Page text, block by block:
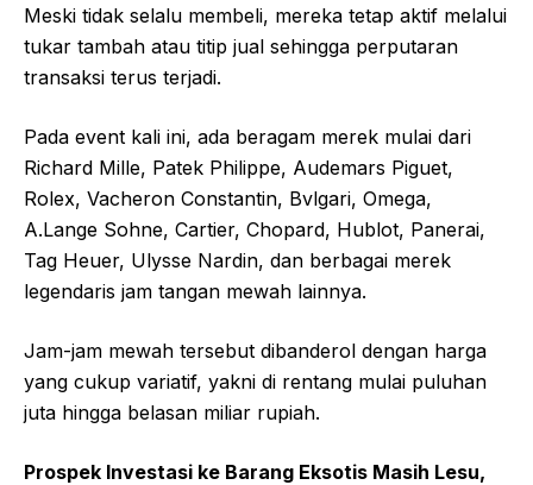
Meski tidak selalu membeli, mereka tetap aktif melalui
tukar tambah atau titip jual sehingga perputaran
transaksi terus terjadi.
Pada event kali ini, ada beragam merek mulai dari
Richard Mille, Patek Philippe, Audemars Piguet,
Rolex, Vacheron Constantin, Bvlgari, Omega,
A.Lange Sohne, Cartier, Chopard, Hublot, Panerai,
Tag Heuer, Ulysse Nardin, dan berbagai merek
legendaris jam tangan mewah lainnya.
Jam-jam mewah tersebut dibanderol dengan harga
yang cukup variatif, yakni di rentang mulai puluhan
juta hingga belasan miliar rupiah.
Prospek Investasi ke Barang Eksotis Masih Lesu,